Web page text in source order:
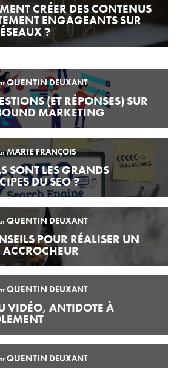
CRÉER DES CONTENUS
ENGAGEANTS SUR
?
QUENTINDEUXANT
(ET RÉPONSES) SUR
MARKETING
MARIEFRANÇOIS
SONT LES GRANDS
DU SEO ?
QUENTIN DEUXANT
POUR RÉALISER UN
ACCROCHEUR
QUENTIN DEUXANT
VIDÉO, ANTIDOTE À
QUENTIN DEUXANT